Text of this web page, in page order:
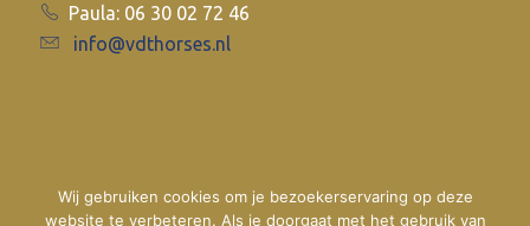
Paula: 06 30 02 72 46
info@vdthorses.nl
Wij gebruiken cookies om je bezoekerservaring op deze
website te verbeteren. Als je doorgaat met het gebruik van